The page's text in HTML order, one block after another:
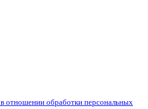
отношении обработки персональных